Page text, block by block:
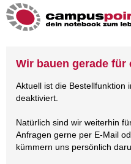
Wir bauen gerade für
Aktuell ist die Bestellfunktion
deaktiviert.
Natürlich sind wir weiterhin
Anfragen gerne per E-Mail
kümmern uns persönlich